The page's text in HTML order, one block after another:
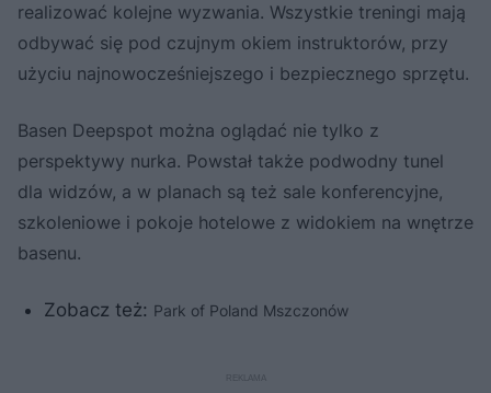
realizować kolejne wyzwania. Wszystkie treningi mają
odbywać się pod czujnym okiem instruktorów, przy
użyciu najnowocześniejszego i bezpiecznego sprzętu.
Basen Deepspot można oglądać nie tylko z
perspektywy nurka. Powstał także podwodny tunel
dla widzów, a w planach są też sale konferencyjne,
szkoleniowe i pokoje hotelowe z widokiem na wnętrze
basenu.
Zobacz też: Park of Poland Mszczonów